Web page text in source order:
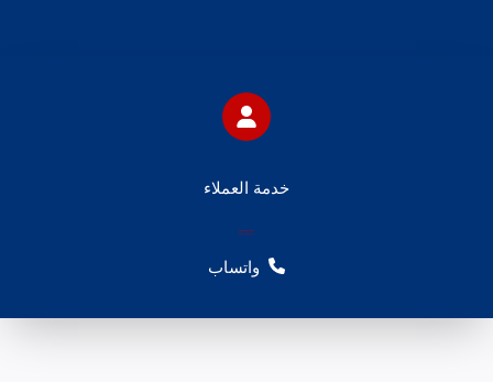
خدمة العملاء
00201068333919
00201112448111
واتساب